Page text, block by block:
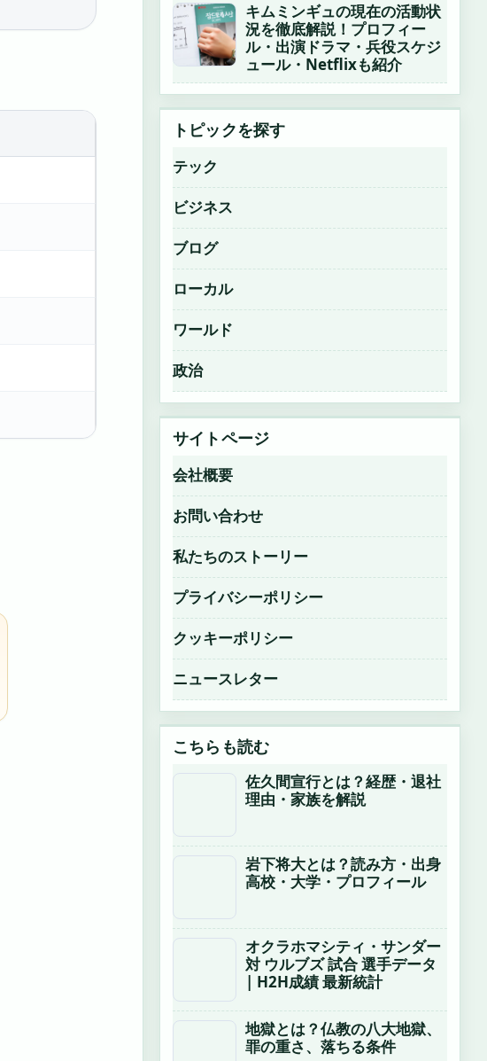
キムミンギュの現在の活動状
況を徹底解説！プロフィー
ル・出演ドラマ・兵役スケジ
ュール・Netflixも紹介
トピックを探す
テック
ビジネス
ブログ
ローカル
ワールド
政治
サイトページ
会社概要
お問い合わせ
私たちのストーリー
プライバシーポリシー
クッキーポリシー
ニュースレター
こちらも読む
佐久間宣行とは？経歴・退社
理由・家族を解説
岩下将大とは？読み方・出身
高校・大学・プロフィール
オクラホマシティ・サンダー
対 ウルブズ 試合 選手データ
| H2H成績 最新統計
地獄とは？仏教の八大地獄、
罪の重さ、落ちる条件